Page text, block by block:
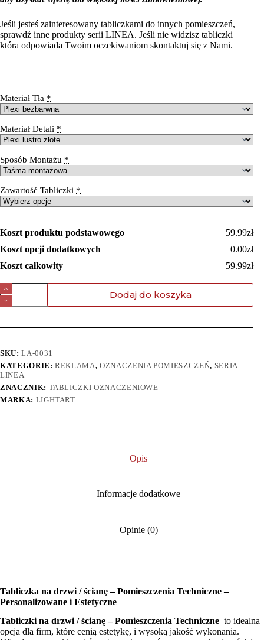
Jeśli jesteś zainteresowany tabliczkami do innych pomieszczeń,
sprawdź inne produkty serii LINEA. Jeśli nie widzisz tabliczki
która odpowiada Twoim oczekiwaniom skontaktuj się z Nami.
Materiał Tła *
Materiał Detali *
Sposób Montażu *
Zawartość Tabliczki *
Koszt produktu podstawowego
59.99zł
Koszt opcji dodatkowych
0.00zł
Koszt całkowity
59.99zł
Dodaj do koszyka
SKU:LA-0031
KATEGORIE:REKLAMA,OZNACZENIA POMIESZCZEŃ, SERIA
LINEA
ZNACZNIK: TABLICZKI OZNACZENIOWE
MARKA: LIGHTART
Opis
Informacje dodatkowe
Opinie (0)
Tabliczka na drzwi / ścianę – Pomieszczenia Techniczne –
Personalizowane i Estetyczne
Tabliczki na drzwi / ścianę – Pomieszczenia Techniczne to idealna
opcja dla firm, które cenią estetykę, i wysoką jakość wykonania.